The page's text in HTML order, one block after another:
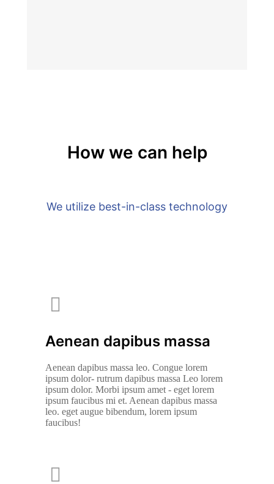
How we can help
We utilize best-in-class technology
Aenean dapibus massa
Aenean dapibus massa leo. Congue lorem
ipsum dolor- rutrum dapibus massa Leo lorem
ipsum dolor. Morbi ipsum amet - eget lorem
ipsum faucibus mi et. Aenean dapibus massa
leo. eget augue bibendum, lorem ipsum
faucibus!